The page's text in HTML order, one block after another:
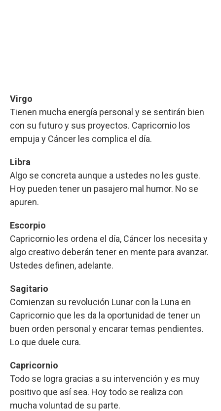
Virgo
Tienen mucha energía personal y se sentirán bien
con su futuro y sus proyectos. Capricornio los
empuja y Cáncer les complica el día.
Libra
Algo se concreta aunque a ustedes no les guste.
Hoy pueden tener un pasajero mal humor. No se
apuren.
Escorpio
Capricornio les ordena el día, Cáncer los necesita y
algo creativo deberán tener en mente para avanzar.
Ustedes definen, adelante.
Sagitario
Comienzan su revolución Lunar con la Luna en
Capricornio que les da la oportunidad de tener un
buen orden personal y encarar temas pendientes.
Lo que duele cura.
Capricornio
Todo se logra gracias a su intervención y es muy
positivo que así sea. Hoy todo se realiza con
mucha voluntad de su parte.